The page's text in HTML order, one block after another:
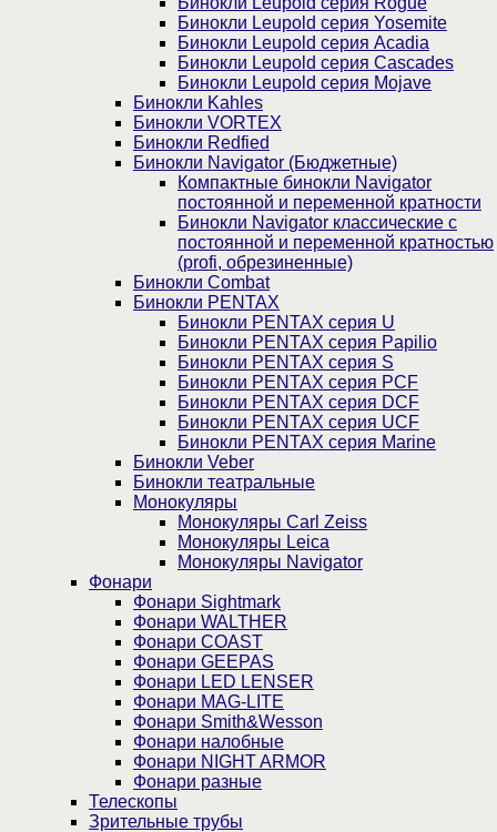
Бинокли Leupold серия Yosemite
Бинокли Leupold серия Acadia
Бинокли Leupold серия Cascades
Бинокли Leupold серия Mojave
Бинокли Kahles
Бинокли VORTEX
Бинокли Redfied
Бинокли Navigator (Бюджетные)
Компактные бинокли Navigator
постоянной и переменной кратности
Бинокли Navigator классические с
постоянной и переменной кратностью
(profi, обрезиненные)
Бинокли Combat
Бинокли PENTAX
Бинокли PENTAX серия U
Бинокли PENTAX серия Papilio
Бинокли PENTAX серия S
Бинокли PENTAX серия PCF
Бинокли PENTAX серия DCF
Бинокли PENTAX серия UCF
Бинокли PENTAX серия Marine
Бинокли Veber
Бинокли театральные
Монокуляры
Монокуляры Carl Zeiss
Монокуляры Leica
Монокуляры Navigator
Фонари
Фонари Sightmark
Фонари WALTHER
Фонари COAST
Фонари GEEPAS
Фонари LED LENSER
Фонари MAG-LITE
Фонари Smith&Wesson
Фонари налобные
Фонари NIGHT ARMOR
Фонари разные
Телескопы
Зрительные трубы